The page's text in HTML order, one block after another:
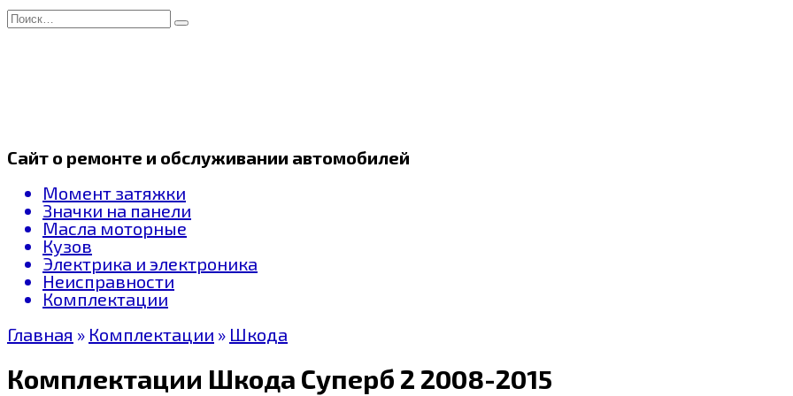
Перейти
к
Search
for:
Сайт о ремонте и обслуживании автомобилей
Момент затяжки
Значки на панели
Масла моторные
Кузов
Электрика и электроника
Неисправности
Комплектации
Главная » Комплектации » Шкода
Комплектации Шкода Суперб 2 2008-2015